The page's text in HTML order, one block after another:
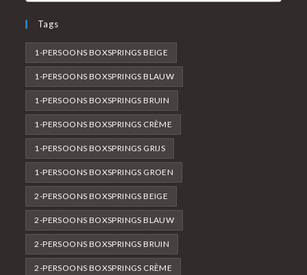
Tags
1-PERSOONS BOXSPRINGS BEIGE
1-PERSOONS BOXSPRINGS BLAUW
1-PERSOONS BOXSPRINGS BRUIN
1-PERSOONS BOXSPRINGS CRÈME
1-PERSOONS BOXSPRINGS GRIJS
1-PERSOONS BOXSPRINGS GROEN
2-PERSOONS BOXSPRINGS BEIGE
2-PERSOONS BOXSPRINGS BLAUW
2-PERSOONS BOXSPRINGS BRUIN
2-PERSOONS BOXSPRINGS CRÈME